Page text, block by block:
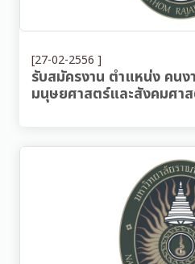
[27-02-2556 ]
รับสมัครงาน ตำแหน่ง คน
มนุษยศาสตร์และสังคมศา